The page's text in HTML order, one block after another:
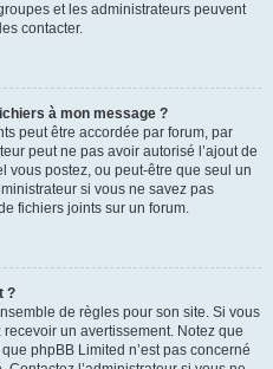
et les administrateurs peuvent
contacter.
à mon message ?
peut être accordée par forum, par
peut ne pas avoir autorisé l’ajout de
vous postez, ou peut-être que seul un
si vous ne savez pas
fichiers joints sur un forum.
?
de règles pour son site. Si vous
un avertissement. Notez que
phpBB Limited n’est pas concerné